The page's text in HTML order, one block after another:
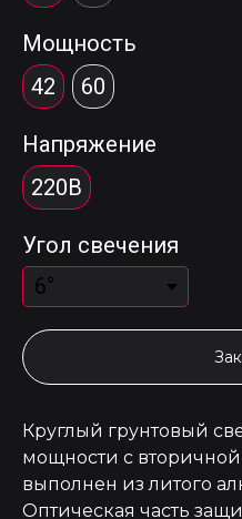
Мощность
42
60
Напряжение
220В
Угол свечения
Круглый грунтовый
мощности с
выполнен из литого
Оптическая часть